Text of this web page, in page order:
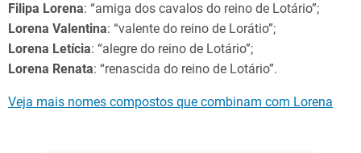
Filipa Lorena: “amiga dos cavalos do reino de Lotário”;
Lorena Valentina: “valente do reino de Lorátio”;
Lorena Letícia: “alegre do reino de Lotário”;
Lorena Renata: “renascida do reino de Lotário”.
Veja mais nomes compostos que combinam com Lorena